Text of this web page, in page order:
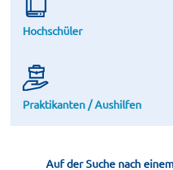
Hochschüler
Praktikanten / Aushilfen
Auf der Suche nach